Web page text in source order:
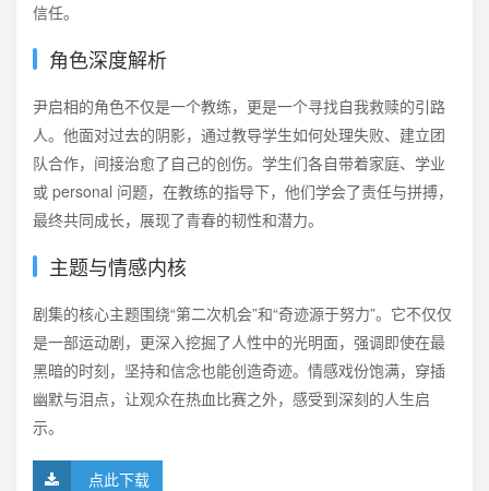
信任。
角色深度解析
尹启相的角色不仅是一个教练，更是一个寻找自我救赎的引路
人。他面对过去的阴影，通过教导学生如何处理失败、建立团
队合作，间接治愈了自己的创伤。学生们各自带着家庭、学业
或 personal 问题，在教练的指导下，他们学会了责任与拼搏，
最终共同成长，展现了青春的韧性和潜力。
主题与情感内核
剧集的核心主题围绕“第二次机会”和“奇迹源于努力”。它不仅仅
是一部运动剧，更深入挖掘了人性中的光明面，强调即使在最
黑暗的时刻，坚持和信念也能创造奇迹。情感戏份饱满，穿插
幽默与泪点，让观众在热血比赛之外，感受到深刻的人生启
示。
点此下载